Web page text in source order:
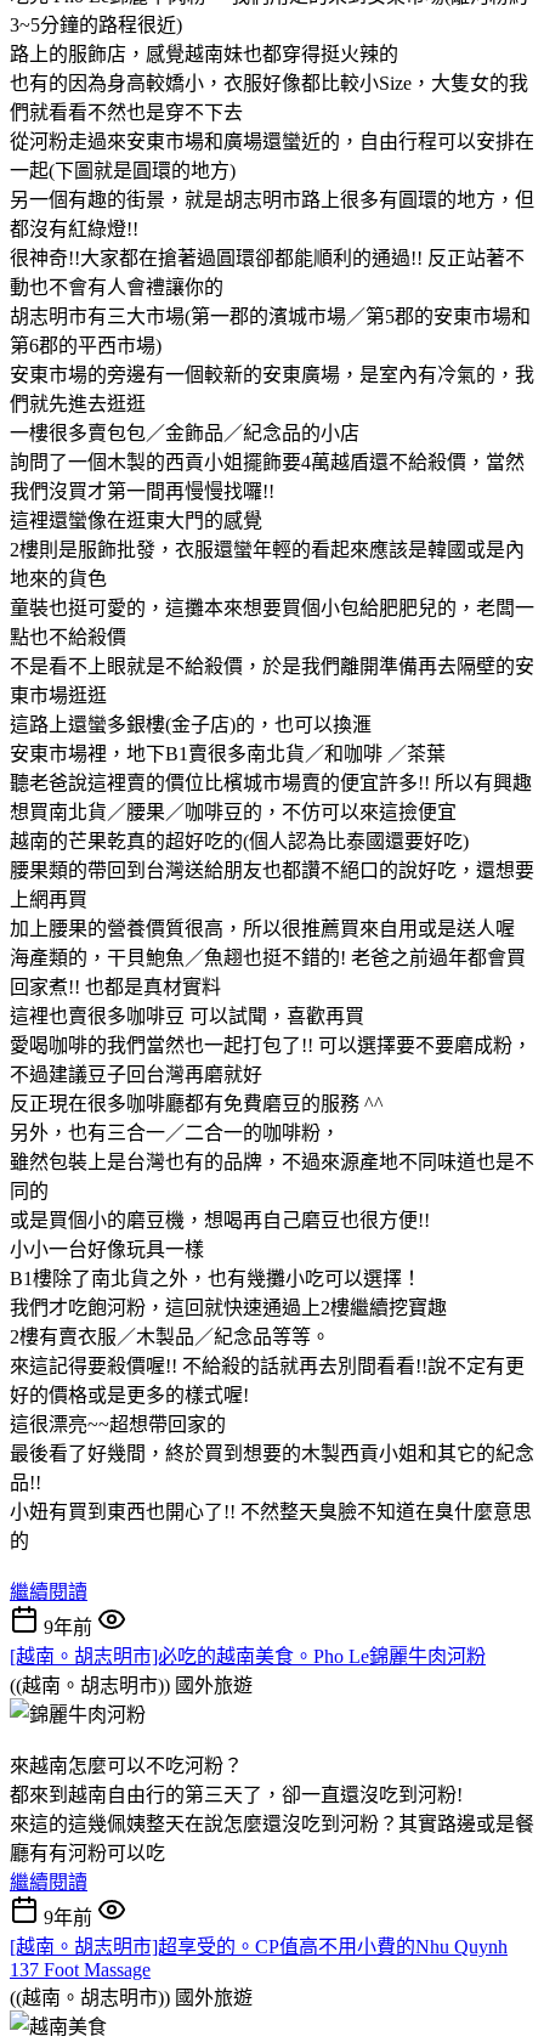
3~5分鐘的路程很近)
路上的服飾店，感覺越南妹也都穿得挺火辣的
也有的因為身高較嬌小，衣服好像都比較小Size，大隻女的我
們就看看不然也是穿不下去
從河粉走過來安東市場和廣場還蠻近的，自由行程可以安排在
一起(下圖就是圓環的地方)
另一個有趣的街景，就是胡志明市路上很多有圓環的地方，但
都沒有紅綠燈!!
很神奇!!大家都在搶著過圓環卻都能順利的通過!! 反正站著不
動也不會有人會禮讓你的
胡志明市有三大市場(第一郡的濱城市場／第5郡的安東市場和
第6郡的平西市場)
安東市場的旁邊有一個較新的安東廣場，是室內有冷氣的，我
們就先進去逛逛
一樓很多賣包包／金飾品／紀念品的小店
詢問了一個木製的西貢小姐擺飾要4萬越盾還不給殺價，當然
我們沒買才第一間再慢慢找囉!!
這裡還蠻像在逛東大門的感覺
2樓則是服飾批發，衣服還蠻年輕的看起來應該是韓國或是內
地來的貨色
童裝也挺可愛的，這攤本來想要買個小包給肥肥兒的，老闆一
點也不給殺價
不是看不上眼就是不給殺價，於是我們離開準備再去隔壁的安
東市場逛逛
這路上還蠻多銀樓(金子店)的，也可以換滙
安東市場裡，地下B1賣很多南北貨／和咖啡 ／茶葉
聽老爸說這裡賣的價位比檳城市場賣的便宜許多!! 所以有興趣
想買南北貨／腰果／咖啡豆的，不仿可以來這撿便宜
越南的芒果乾真的超好吃的(個人認為比泰國還要好吃)
腰果類的帶回到台灣送給朋友也都讚不絕口的說好吃，還想要
上網再買
加上腰果的營養價質很高，所以很推薦買來自用或是送人喔
海產類的，干貝鮑魚／魚趐也挺不錯的! 老爸之前過年都會買
回家煮!! 也都是真材實料
這裡也賣很多咖啡豆 可以試聞，喜歡再買
愛喝咖啡的我們當然也一起打包了!! 可以選擇要不要磨成粉，
不過建議豆子回台灣再磨就好
反正現在很多咖啡廳都有免費磨豆的服務 ^^
另外，也有三合一／二合一的咖啡粉，
雖然包裝上是台灣也有的品牌，不過來源產地不同味道也是不
同的
或是買個小的磨豆機，想喝再自己磨豆也很方便!!
小小一台好像玩具一樣
B1樓除了南北貨之外，也有幾攤小吃可以選擇！
我們才吃飽河粉，這回就快速通過上2樓繼續挖寶趣
2樓有賣衣服／木製品／紀念品等等。
來這記得要殺價喔!! 不給殺的話就再去別間看看!!說不定有更
好的價格或是更多的樣式喔!
這很漂亮~~超想帶回家的
最後看了好幾間，終於買到想要的木製西貢小姐和其它的紀念
品!!
小妞有買到東西也開心了!! 不然整天臭臉不知道在臭什麼意思
的
繼續閱讀
9年前
[越南。胡志明市]必吃的越南美食。Pho Le錦麗牛肉河粉
((越南。胡志明市)) 國外旅遊
來越南怎麼可以不吃河粉？
都來到越南自由行的第三天了，卻一直還沒吃到河粉!
來這的這幾佩姨整天在說怎麼還沒吃到河粉？其實路邊或是餐
廳有有河粉可以吃
繼續閱讀
9年前
[越南。胡志明市]超享受的。CP值高不用小費的Nhu Quynh
137 Foot Massage
((越南。胡志明市)) 國外旅遊